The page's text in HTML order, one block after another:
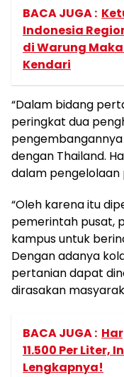
BACA JUGA :
Indonesia
di Warung
Kendari
“Dalam bidang
peringkat dua
dengan Thailand.
dalam pengelolaan
“Oleh karena itu
pemerintah pusat,
kampus untuk
Dengan adanya
pertanian dapat
dirasakan
BACA JUGA :
11.500 Per Liter,
Lengkapnya!